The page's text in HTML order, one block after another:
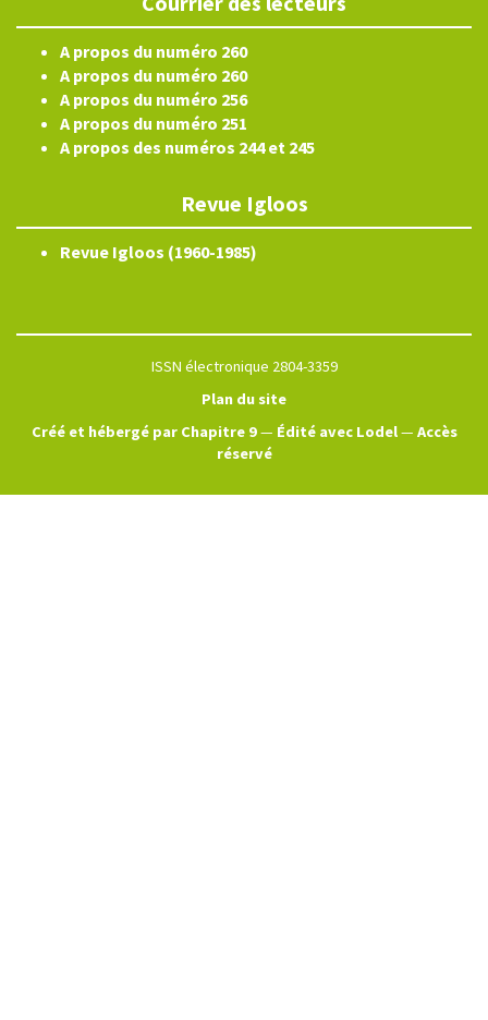
A propos du numéro 260
A propos du numéro 260
A propos du numéro 256
A propos du numéro 251
A propos des numéros 244 et 245
Revue Igloos
Revue Igloos (1960-1985)
ISSN électronique 2804-3359
Plan du site
Créé et hébergé par Chapitre 9— Édité avec Lodel— Accès
réservé